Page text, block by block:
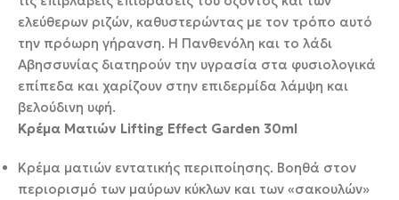
ελεύθερων ριζών, καθυστερώντας με τον τρόπο αυτό
την πρόωρη γήρανση. Η Πανθενόλη και το λάδι
Αβησσυνίας διατηρούν την υγρασία στα φυσιολογικά
επίπεδα και χαρίζουν στην επιδερμίδα λάμψη και
βελούδινη υφή.
Κρέμα Ματιών Lifting Effect Garden 30ml
Κρέμα ματιών εντατικής περιποίησης. Βοηθά στον
περιορισμό των μαύρων κύκλων και των «σακουλών»